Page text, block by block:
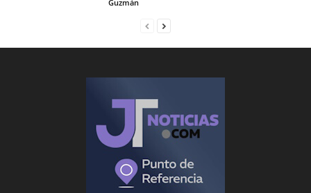
Guzmán